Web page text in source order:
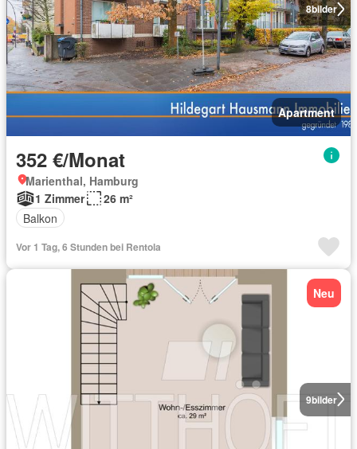
8bilder
Apartment
352 €/Monat
Marienthal, Hamburg
1 Zimmer
26 m²
Balkon
Vor 1 Tag, 6 Stunden bei Rentola
9bilder
Neu